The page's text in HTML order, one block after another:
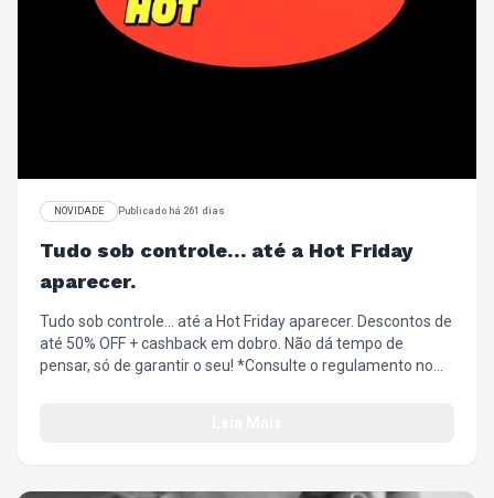
NOVIDADE Publicado há 261 dias
Tudo sob controle… até a Hot Friday
aparecer.
Tudo sob controle… até a Hot Friday aparecer. Descontos de
até 50% OFF + cashback em dobro. Não dá tempo de
pensar, só de garantir o seu! *Consulte o regulamento no